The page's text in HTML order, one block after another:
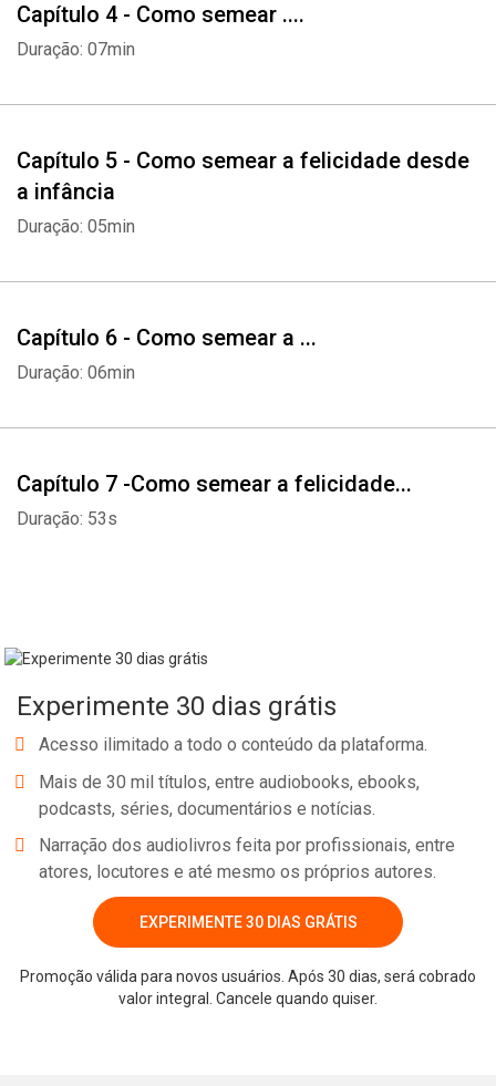
Capítulo 4 - Como semear ....
Duração: 07min
Capítulo 5 - Como semear a felicidade desde
a infância
Duração: 05min
Capítulo 6 - Como semear a ...
Duração: 06min
Capítulo 7 -Como semear a felicidade...
Duração: 53s
Experimente 30 dias grátis
Acesso ilimitado a todo o conteúdo da plataforma.
Mais de 30 mil títulos, entre audiobooks, ebooks,
podcasts, séries, documentários e notícias.
Narração dos audiolivros feita por profissionais, entre
atores, locutores e até mesmo os próprios autores.
EXPERIMENTE 30 DIAS GRÁTIS
Promoção válida para novos usuários. Após 30 dias, será cobrado
valor integral. Cancele quando quiser.